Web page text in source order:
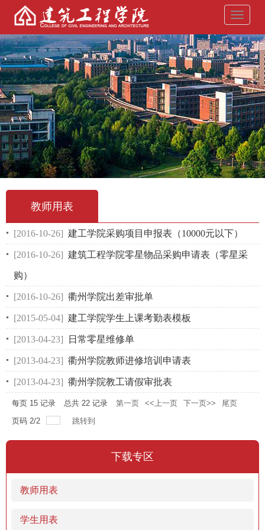
导
菜
单
教师用表
[2016-10-26] 建工学院采购项目申报表（10000元以下）
[2016-10-26] 建筑工程学院零星物品采购申请表（零星采
购）
[2016-10-26] 衢州学院出差审批单
[2015-05-04] 建工学院学生上课考勤表模板
[2013-04-23] 日常零星维修单
[2013-04-23] 衢州学院教师进修培训申请表
[2013-04-23] 衢州学院教工请假审批表
每页 15 记录 总共 22 记录 第一页 <<上一页 下一页>>
尾页
页码 2/2 跳转到
下载专区
教师用表
学生用表